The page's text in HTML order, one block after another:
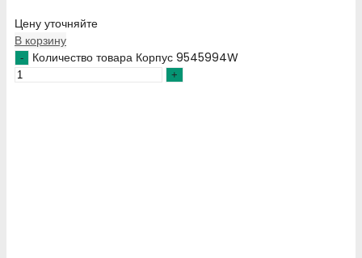
Цену уточняйте
В корзину
Количество товара Корпус 9545994W